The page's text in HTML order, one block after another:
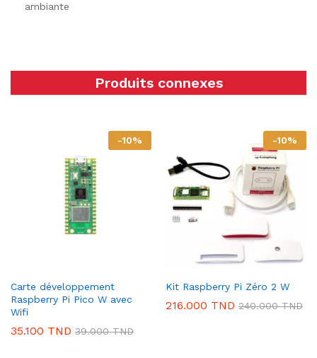
ambiante
Produits connexes
-10%
Carte développement
Raspberry Pi Pico W avec
Wifi
35.100 TND 39.000TND
-10%
Kit Raspberry Pi Zéro 2 W
216.000 TND 240.000TND